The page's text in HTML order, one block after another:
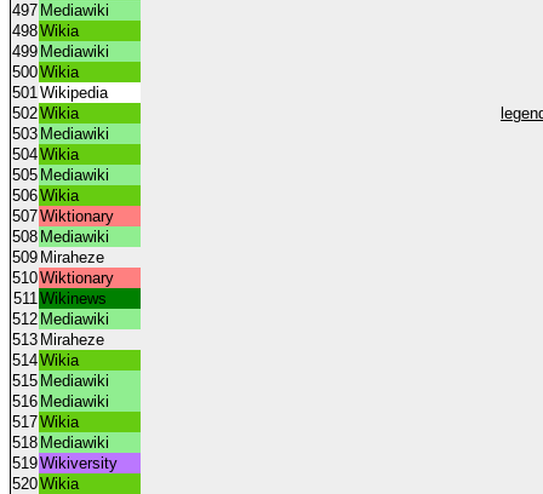
497 Mediawiki
498Wikia
499 Mediawiki
500Wikia
501Wikipedia
502Wikia
503 Mediawiki
504Wikia
505 Mediawiki
506Wikia
507Wiktionary
508 Mediawiki
509 Miraheze
510Wiktionary
511Wikinews
512 Mediawiki
513 Miraheze
514Wikia
515 Mediawiki
516 Mediawiki
517Wikia
518 Mediawiki
519Wikiversity
520Wikia